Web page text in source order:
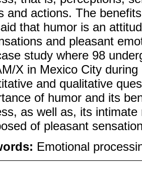
and actions. The
that humor is an
and pleasant
study where 98
X in Mexico City
and qualitative
of humor and its
as well as, its
of pleasant
Emotional